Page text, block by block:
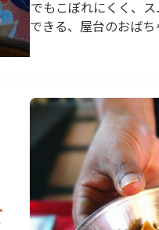
でもこぼれにくく、
できる、屋台のおば